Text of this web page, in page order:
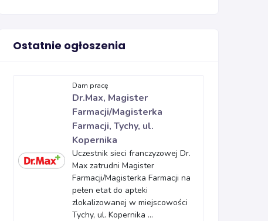
Ostatnie ogłoszenia
Dam pracę
Dr.Max, Magister
Farmacji/Magisterka
Farmacji, Tychy, ul.
Kopernika
Uczestnik sieci franczyzowej Dr.
Max zatrudni Magister
Farmacji/Magisterka Farmacji na
pełen etat do apteki
zlokalizowanej w miejscowości
Tychy, ul. Kopernika ...